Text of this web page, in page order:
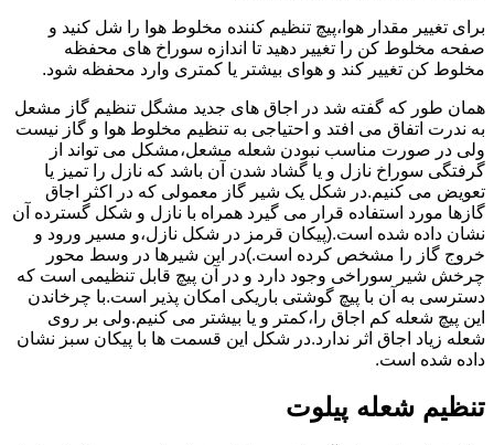
برای تغییر مقدار هوا،پیچ تنظیم کننده مخلوط هوا را شل کنید و
صفحه مخلوط کن را تغییر دهید تا اندازه سوراخ های محفظه
مخلوط کن تغییر کند و هوای بیشتر یا کمتری وارد محفظه شود.
همان طور که گفته شد در اجاق های جدید مشگل تنظیم گاز مشعل
به ندرت اتفاق می افتد و احتیاجی به تنظیم مخلوط هوا و گاز نیست
ولی در صورت مناسب نبودن شعله مشعل،مشکل می تواند از
گرفتگی سوراخ نازل و یا گشاد شدن آن باشد که نازل را تمیز یا
تعویض می کنیم.در شکل یک شیر گاز معمولی که در اکثر اجاق
گازها مورد استفاده قرار می گیرد همراه با نازل و شکل گسترده آن
نشان داده شده است.(پیکان قرمز در شکل نازل،و مسیر ورود و
خروج گاز را مشخص کرده است.)در این شیرها در وسط محور
چرخش شیر سوراخی وجود دارد و در آن پیچ قابل تنظیمی است که
دسترسی به آن با پیچ گوشتی باریکی امکان پذیر است.با چرخاندن
این پیچ شعله کم اجاق را،کمتر و یا بیشتر می کنیم.ولی بر روی
شعله زیاد اجاق اثر ندارد.در شکل این قسمت ها با پیکان سبز نشان
داده شده است.
تنظیم شعله پیلوت